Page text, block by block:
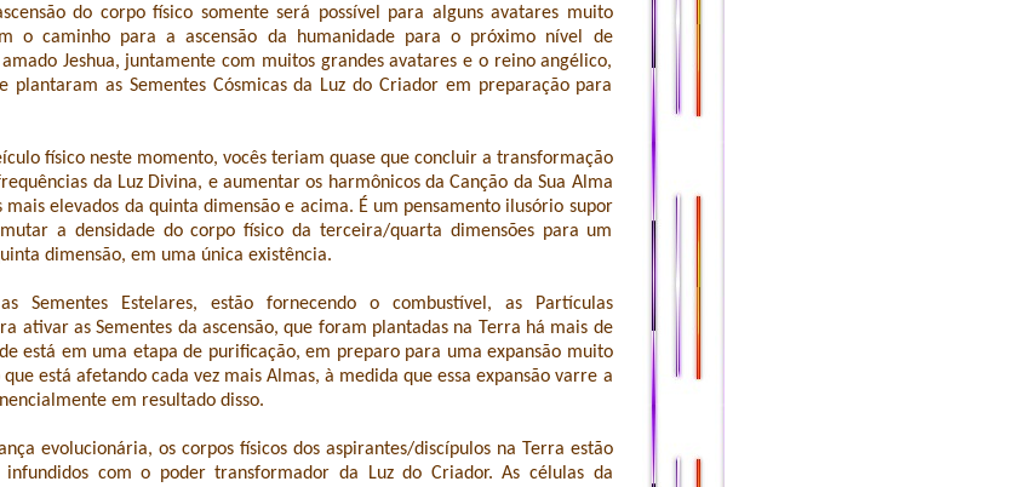
do corpo físico somente será possível para alguns avatares muito
o caminho para a ascensão da humanidade para o próximo nível de
Jeshua, juntamente com muitos grandes avatares e o reino angélico,
plantaram as Sementes Cósmicas da Luz do Criador em preparação para
físico neste momento, vocês teriam quase que concluir a transformação
da Luz Divina, e aumentar os harmônicos da Canção da Sua Alma
mais elevados da quinta dimensão e acima. É um pensamento ilusório supor
a densidade do corpo físico da terceira/quarta dimensões para um
dimensão, em uma única existência.
Sementes Estelares, estão fornecendo o combustível, as Partículas
ativar as Sementes da ascensão, que foram plantadas na Terra há mais de
está em uma etapa de purificação, em preparo para uma expansão muito
está afetando cada vez mais Almas, à medida que essa expansão varre a
em resultado disso.
evolucionária, os corpos físicos dos aspirantes/discípulos na Terra estão
infundidos com o poder transformador da Luz do Criador. As células da